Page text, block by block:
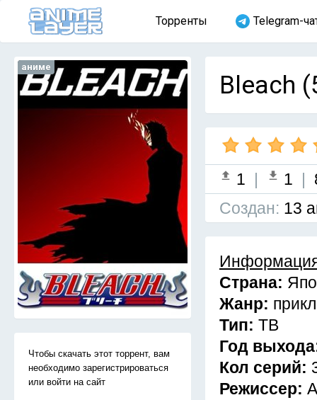
Торренты Telegram-
аниме
Чтобы скачать этот торрент, вам
необходимо зарегистрироваться
или войти на сайт
Bleach
1 | 1 |
Cоздан: 13
Страна:
Жанр:
Тип: ТВ
Год
Кол серий:
Режиссер: